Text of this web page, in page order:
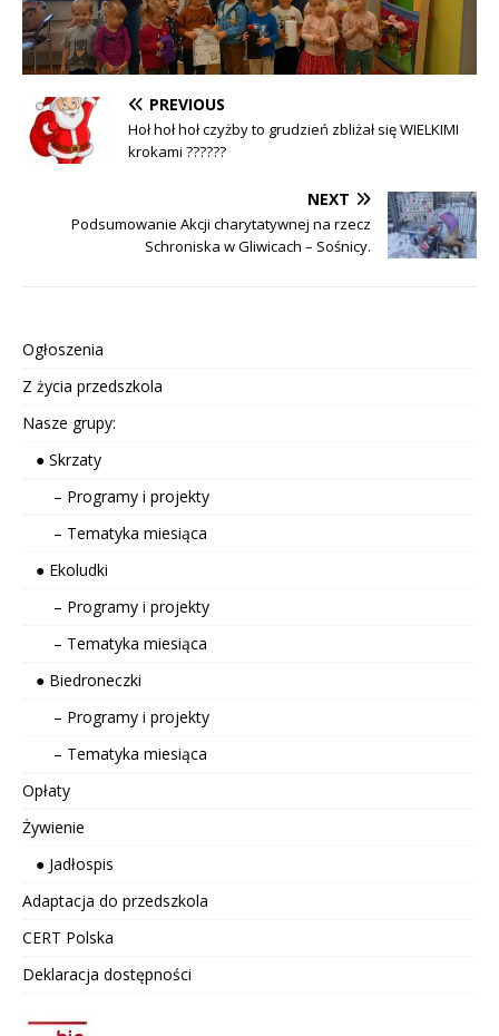
PREVIOUS
Hoł hoł hoł czyżby to grudzień zbliżał się WIELKIMI
krokami ??????
NEXT
Podsumowanie Akcji charytatywnej na rzecz
Schroniska w Gliwicach – Sośnicy.
Ogłoszenia
Z życia przedszkola
Nasze grupy:
● Skrzaty
– Programy i projekty
– Tematyka miesiąca
● Ekoludki
– Programy i projekty
– Tematyka miesiąca
● Biedroneczki
– Programy i projekty
– Tematyka miesiąca
Opłaty
Żywienie
● Jadłospis
Adaptacja do przedszkola
CERT Polska
Deklaracja dostępności